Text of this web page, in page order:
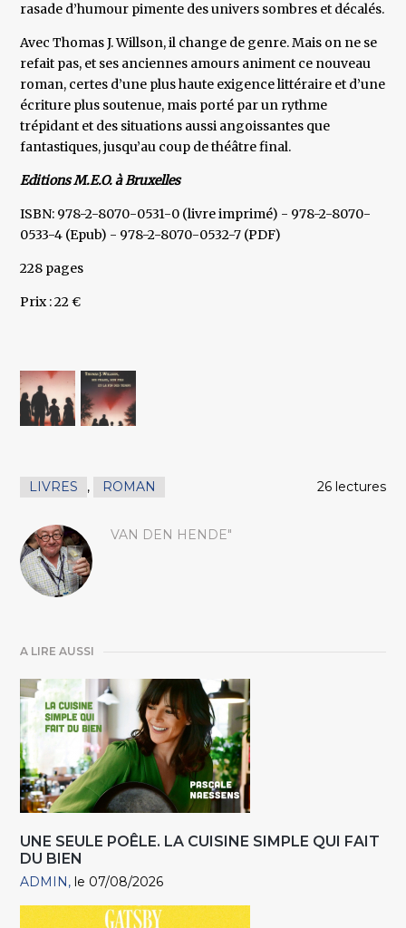
rasade d’humour pimente des univers sombres et décalés.
Avec Thomas J. Willson, il change de genre. Mais on ne se
refait pas, et ses anciennes amours animent ce nouveau
roman, certes d’une plus haute exigence littéraire et d’une
écriture plus soutenue, mais porté par un rythme
trépidant et des situations aussi angoissantes que
fantastiques, jusqu’au coup de théâtre final.
Editions M.E.O. à Bruxelles
ISBN: 978-2-8070-0531-0 (livre imprimé) - 978-2-8070-
0533-4 (Epub) - 978-2-8070-0532-7 (PDF)
228 pages
Prix : 22 €
LIVRES , ROMAN 26 lectures
VAN DEN HENDE"
A LIRE AUSSI
UNE SEULE POÊLE. LA CUISINE SIMPLE QUI FAIT
DU BIEN
ADMIN le 07/08/2026